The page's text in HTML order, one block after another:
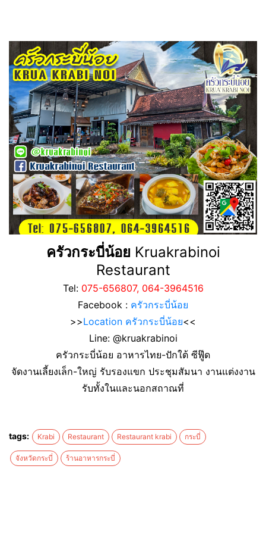
ครัวกระบี่น้อย Kruakrabinoi
Restaurant
Tel: 075-656807, 064-3964516
Facebook : ครัวกระบี่น้อย
>>Location ครัวกระบี่น้อย<<
Line: @kruakrabinoi
ครัวกระบี่น้อย อาหารไทย-ปักใต้ ซีฟู๊ด
จัดงานเลี้ยงเล็ก-ใหญ่ รับรองแขก ประชุมสัมนา งานแต่งงาน
รับทั้งในและนอกสถาณที่
tags: Krabi Restaurant Restaurant krabi กระบี่
จังหวัดกระบี่ ร้านอาหารกระบี่